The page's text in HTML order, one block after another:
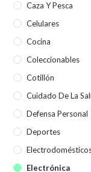
Caza Y Pesca
Celulares
Cocina
Coleccionables
Cotillón
Cuidado De La
Defensa Personal
Deportes
Electrónica